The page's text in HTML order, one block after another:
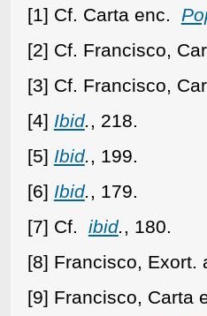
[1] Cf. Carta enc.
[2] Cf. Francisco,
[3] Cf. Francisco,
[4] Ibid., 218.
[5] Ibid., 199.
[6] Ibid., 179.
[7] Cf. ibid., 180.
[8] Francisco,
[9] Francisco, Carta